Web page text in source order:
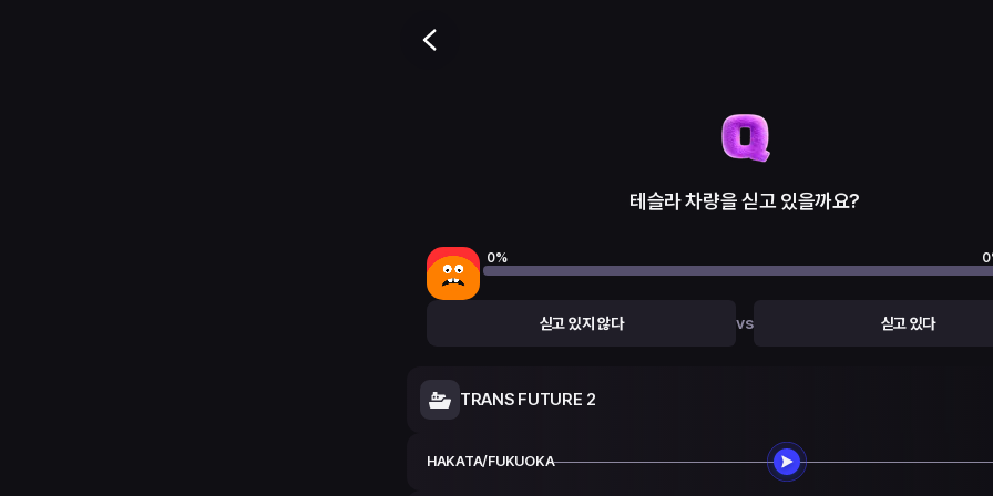
테슬라 차량을 싣고 있을까요?
0% 0
싣고 있지 않다 vs 싣고 있다
TRANS FUTURE 2
HAKATA/FUKUOKA